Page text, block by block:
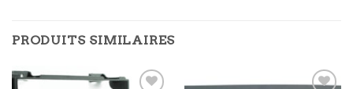
PRODUITS SIMILAIRES